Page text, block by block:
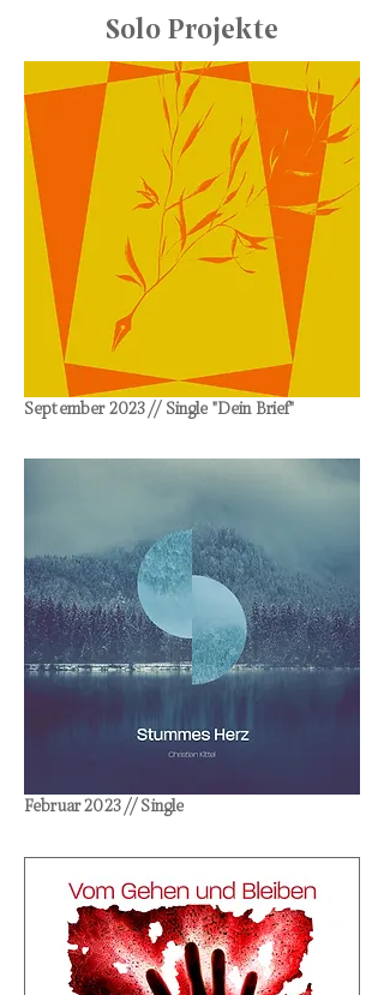
Solo Projekte
September 2023 // Single "Dein Brief"
Februar 2023 // Single